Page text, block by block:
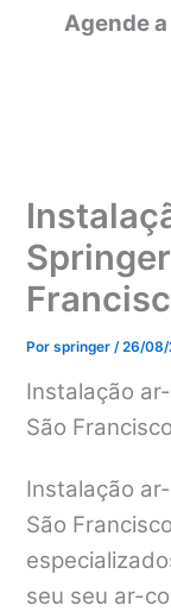
Agende
Porspringer /26/08/
Instalação
São
Instalação
São
seu seu ar-